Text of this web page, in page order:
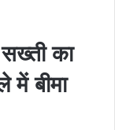
का
में बीमा